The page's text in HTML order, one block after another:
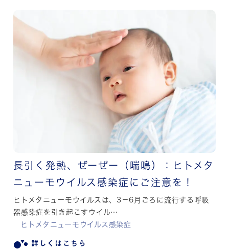
長引く発熱、ぜーぜー（喘鳴）：ヒトメタ
ニューモウイルス感染症にご注意を！
ヒトメタニューモウイルスは、3－6月ごろに流行する呼吸
器感染症を引き起こすウイル…
ヒトメタニューモウイルス感染症
詳しくはこちら